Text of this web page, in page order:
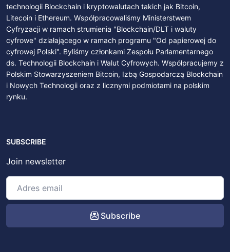
technologii Blockchain i kryptowalutach takich jak Bitcoin,
Litecoin i Ethereum. Współpracowaliśmy Ministerstwem
Cyfryzacji w ramach strumienia "Blockchain/DLT i waluty
cyfrowe" działającego w ramach programu "Od papierowej do
cyfrowej Polski". Byliśmy członkami Zespołu Parlamentarnego
ds. Technologii Blockchain i Walut Cyfrowych. Współpracujemy z
Polskim Stowarzyszeniem Bitcoin, Izbą Gospodarczą Blockchain
i Nowych Technologii oraz z licznymi podmiotami na polskim
rynku.
SUBSCRIBE
Join newsletter
Subscribe